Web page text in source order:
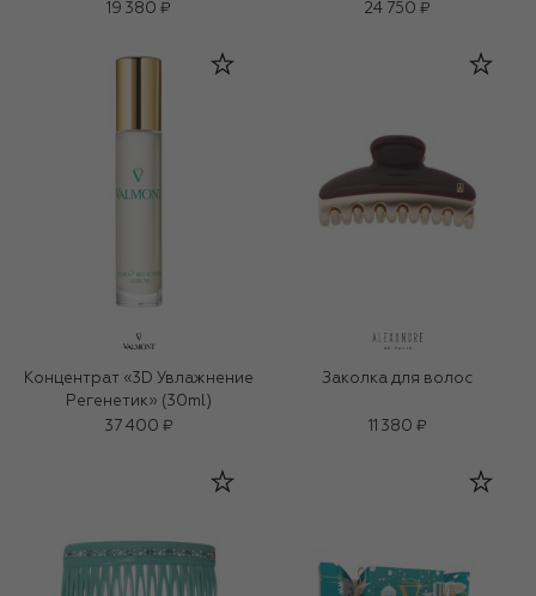
19 380 ₽
24 750 ₽
Концентрат «3D Увлажнение
Регенетик» (30ml)
37 400 ₽
Заколка для волос
11 380 ₽